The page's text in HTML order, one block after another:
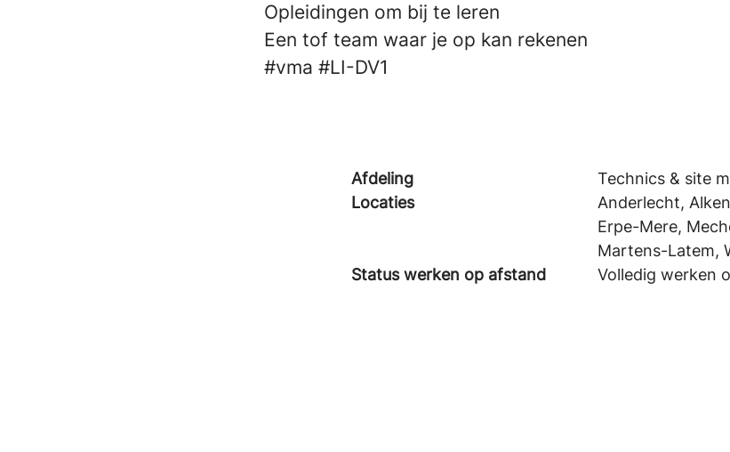
Opleidingen om bij te leren
Een tof team waar je op kan rekenen
#vma #LI-DV1
Afdeling
Technics & site
Locaties
Anderlecht,
Erpe-Mere,
Martens-Latem,
Status werken op afstand
Volledig werken